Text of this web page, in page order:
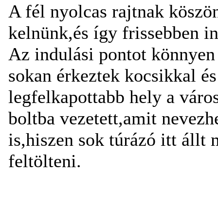
A fél nyolcas rajtnak
kelnünk,és így frissebben
Az indulási pontot
sokan érkeztek kocsikkal
legfelkapottabb hely a
boltba vezetett,amit
is,hiszen sok túrázó itt állt
feltölteni.